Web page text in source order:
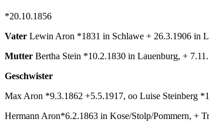
*20.10.1856
Vater Lewin Aron *1831 in Schlawe + 26.3.1906 in
Mutter Bertha Stein *10.2.1830 in Lauenburg, +
Geschwister
Max Aron *9.3.1862 +5.5.1917, oo Luise Steinberg
Hermann Aron*6.2.1863 in Kose/Stolp/Pommern, +